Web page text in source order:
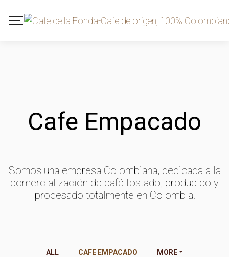
Cafe Empacado
Somos una empresa Colombiana, dedicada a la
comercialización de café tostado, producido y
procesado totalmente en Colombia!
ALL CAFE EMPACADO MORE